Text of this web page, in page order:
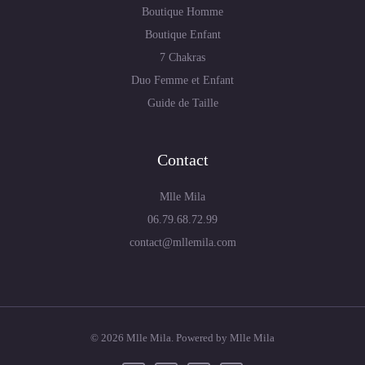
Boutique Homme
Boutique Enfant
7 Chakras
Duo Femme et Enfant
Guide de Taille
Contact
Mlle Mila
06.79.68.72.99
contact@mllemila.com
© 2026 Mlle Mila. Powered by Mlle Mila